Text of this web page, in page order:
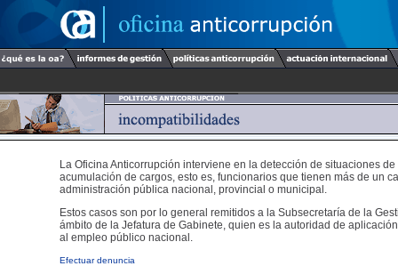
La Oficina Anticorrupción interviene en la detección de situaciones
acumulación de cargos, esto es, funcionarios que tienen más de un
administración pública nacional, provincial o municipal.
Estos casos son por lo general remitidos a la Subsecretaría de la
ámbito de la Jefatura de Gabinete, quien es la autoridad de
al empleo público nacional.
Efectuar denuncia